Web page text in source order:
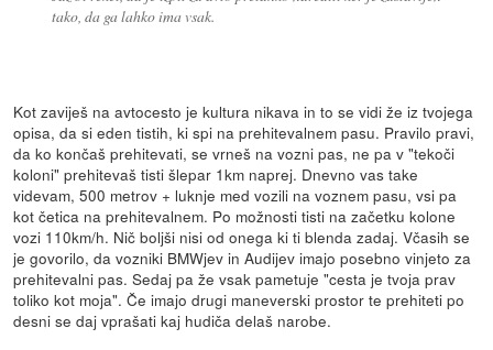
tako, da ga lahko ima vsak.
Kot zaviješ na avtocesto je kultura nikava in to se vidi že iz tvojega
opisa, da si eden tistih, ki spi na prehitevalnem pasu. Pravilo pravi,
da ko končaš prehitevati, se vrneš na vozni pas, ne pa v "tekoči
koloni" prehitevaš tisti šlepar 1km naprej. Dnevno vas take
videvam, 500 metrov + luknje med vozili na voznem pasu, vsi pa
kot četica na prehitevalnem. Po možnosti tisti na začetku kolone
vozi 110km/h. Nič boljši nisi od onega ki ti blenda zadaj. Včasih se
je govorilo, da vozniki BMWjev in Audijev imajo posebno vinjeto za
prehitevalni pas. Sedaj pa že vsak pametuje "cesta je tvoja prav
toliko kot moja". Če imajo drugi maneverski prostor te prehiteti po
desni se daj vprašati kaj hudiča delaš narobe.